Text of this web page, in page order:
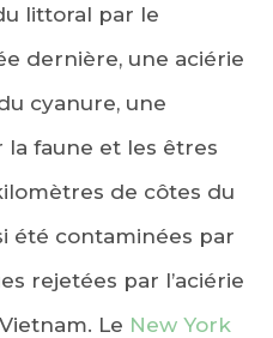
littoral par le
dernière, une aciérie
cyanure, une
faune et les êtres
de côtes du
été contaminées par
rejetées par l’aciérie
Le New York